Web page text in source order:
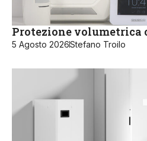
Protezione volumetrica
5 Agosto 2026Stefano Troilo